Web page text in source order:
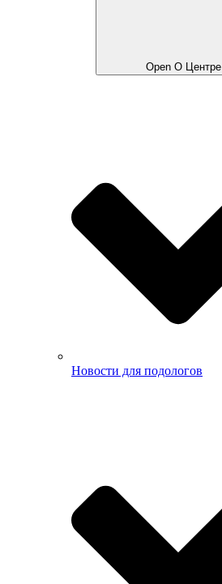
Open О Центре
Новости для подологов